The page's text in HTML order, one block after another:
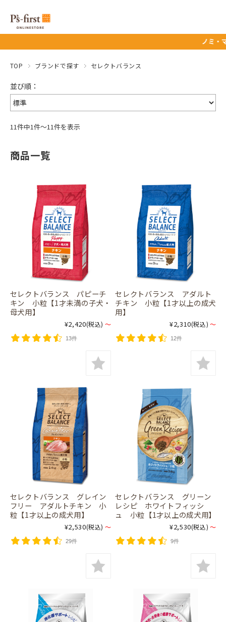
ノミ・マダ
TOP ブランドで探す セレクトバランス
11件中1件～11件を表示
商品一覧
セレクトバランス パピーチ
キン 小粒【1才未満の子犬・
母犬用】
¥2,420(税込) ～
13件
セレクトバランス アダルト
チキン 小粒【1才以上の成犬
用】
¥2,310(税込) ～
12件
セレクトバランス グレイン
フリー アダルトチキン 小
粒【1才以上の成犬用】
¥2,530(税込) ～
29件
セレクトバランス グリーン
レシピ ホワイトフィッシ
ュ 小粒【1才以上の成犬用】
¥2,530(税込) ～
9件